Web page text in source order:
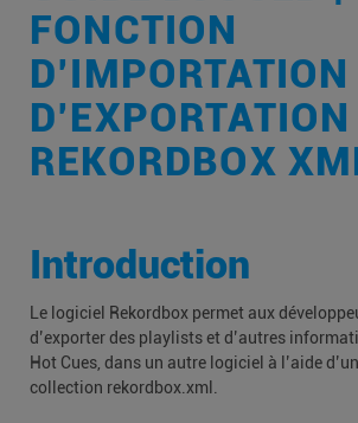
FONCTION
D’IMPORTATION
D’EXPORTATION
REKORDBOX
Introduction
Le logiciel Rekordbox permet aux
d’exporter des playlists et d’autres
Hot Cues, dans un autre logiciel à l’aide
collection rekordbox.xml.